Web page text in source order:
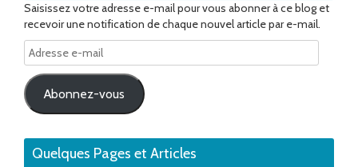
Saisissez votre adresse e-mail pour vous abonner à ce blog et
recevoir une notification de chaque nouvel article par e-mail.
Adresse
e-
mail
Abonnez-vous
Quelques Pages et Articles